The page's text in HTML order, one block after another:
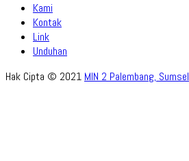
Kami
Kontak
Link
Unduhan
Hak Cipta © 2021 MIN 2 Palembang, Sumsel